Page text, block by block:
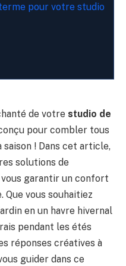
​pour votre studio
de‌ votre studio de‌
pour combler tous
saison ! Dans cet article,
solutions de
garantir‌ un confort
Que vous‌ souhaitiez
en un havre hivernal
pendant ​les étés
réponses ‍créatives à
guider dans ce